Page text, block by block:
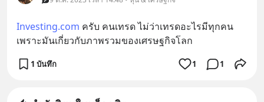
Investing.com ครับ คนเทรด ไม่ว่าเทรดอะไรมีทุกคน
เพราะมันเกี่ยวกับภาพรวมของเศรษฐกิจโลก
1 บันทึก 1 1